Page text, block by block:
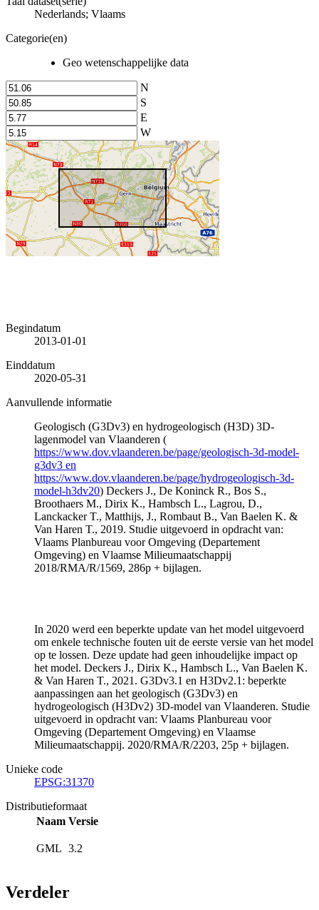
Nederlands; Vlaams
Categorie(en)
Geo wetenschappelijke data
N
S
E
W
Begindatum
2013-01-01
Einddatum
2020-05-31
Aanvullende informatie
Geologisch (G3Dv3) en hydrogeologisch (H3D) 3D-
lagenmodel van Vlaanderen (
https://www.dov.vlaanderen.be/page/geologisch-3d-model-
g3dv3 en
https://www.dov.vlaanderen.be/page/hydrogeologisch-3d-
model-h3dv20) Deckers J., De Koninck R., Bos S.,
Broothaers M., Dirix K., Hambsch L., Lagrou, D.,
Lanckacker T., Matthijs, J., Rombaut B., Van Baelen K. &
Van Haren T., 2019. Studie uitgevoerd in opdracht van:
Vlaams Planbureau voor Omgeving (Departement
Omgeving) en Vlaamse Milieumaatschappij
2018/RMA/R/1569, 286p + bijlagen.
In 2020 werd een beperkte update van het model uitgevoerd
om enkele technische fouten uit de eerste versie van het model
op te lossen. Deze update had geen inhoudelijke impact op
het model. Deckers J., Dirix K., Hambsch L., Van Baelen K.
& Van Haren T., 2021. G3Dv3.1 en H3Dv2.1: beperkte
aanpassingen aan het geologisch (G3Dv3) en
hydrogeologisch (H3Dv2) 3D-model van Vlaanderen. Studie
uitgevoerd in opdracht van: Vlaams Planbureau voor
Omgeving (Departement Omgeving) en Vlaamse
Milieumaatschappij. 2020/RMA/R/2203, 25p + bijlagen.
Unieke code
EPSG:31370
Distributieformaat
Naam Versie
GML 3.2
Verdeler